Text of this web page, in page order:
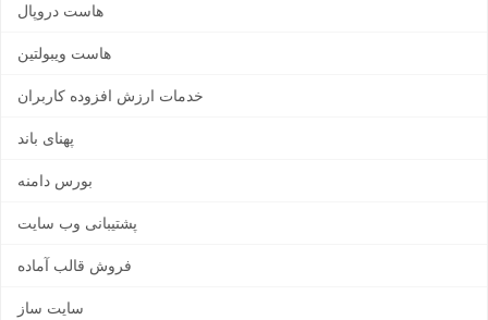
هاست دروپال
هاست ویبولتین
خدمات ارزش افزوده کاربران
پهنای باند
بورس دامنه
پشتیبانی وب سایت
فروش قالب آماده
سایت ساز